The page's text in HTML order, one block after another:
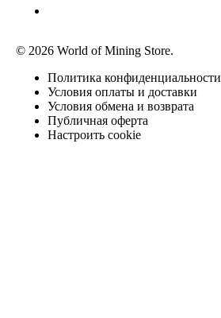
© 2026 World of Mining Store.
Политика конфиденциальности
Условия оплаты и доставки
Условия обмена и возврата
Публичная оферта
Настроить cookie